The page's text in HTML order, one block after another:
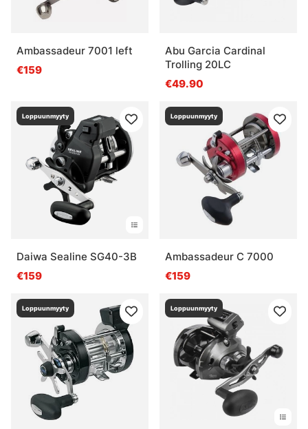
Ambassadeur 7001 left
€159
Abu Garcia Cardinal
Trolling 20LC
€49.90
Loppuunmyyty
Daiwa Sealine SG40-3B
€159
Loppuunmyyty
Ambassadeur C 7000
€159
Loppuunmyyty Loppuunmyyty